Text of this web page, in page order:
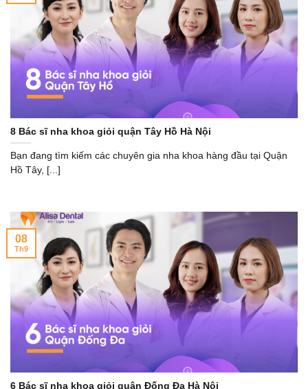
8 Bác sĩ nha khoa giỏi quận Tây Hồ Hà Nội
Bạn đang tìm kiếm các chuyên gia nha khoa hàng đầu tại Quận
Hồ Tây, [...]
6 Bác sĩ nha khoa giỏi quận Đống Đa Hà Nội
08
Th9